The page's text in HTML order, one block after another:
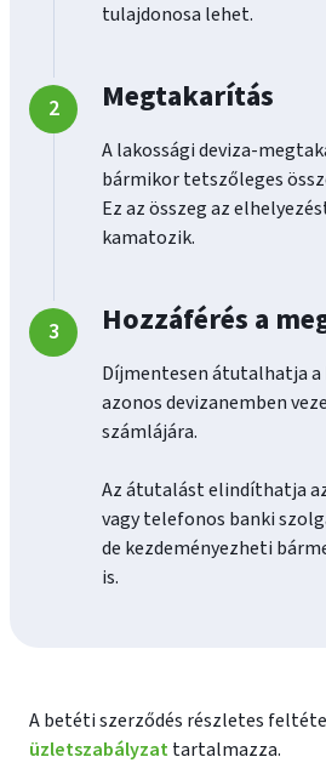
tulajdonosa lehet.
Megtakarítás
A lakossági deviza-
bármikor tetszőleges
Ez az összeg az
kamatozik.
Hozzáférés a
Díjmentesen átutalhatja a
azonos devizanemben
számlájára.
Az átutalást elindíthatja
vagy telefonos banki
de kezdeményezheti
is.
A betéti szerződés részletes
üzletszabályzattartalmazza.